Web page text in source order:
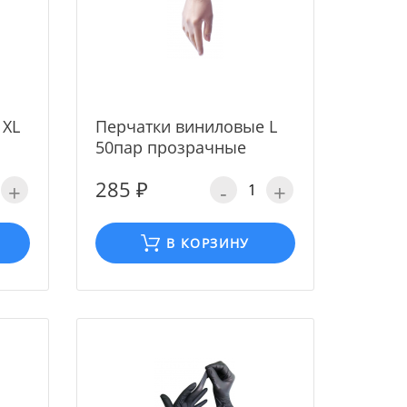
+
Перчатки виниловые L
50пар прозрачные
285 ₽ - +
В КОРЗИНУ